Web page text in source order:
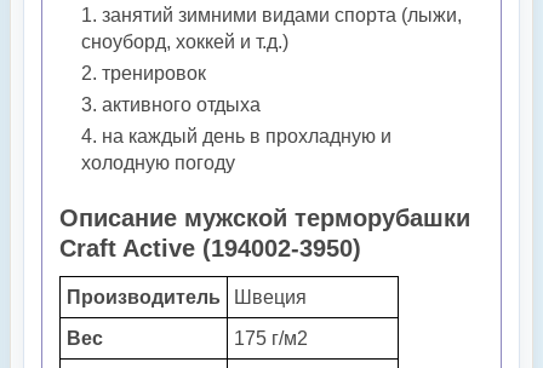
занятий зимними видами спорта (лыжи,
сноуборд, хоккей и т.д.)
тренировок
активного отдыха
на каждый день в прохладную и
холодную погоду
Описание мужской терморубашки
Craft Active (194002-3950)
Производитель
Швеция
Вес
175 г/м2